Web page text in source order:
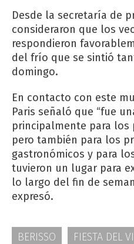
Desde la secretaría de
consideraron que los
respondieron
del frío que se sintió
domingo.
En contacto con este
Paris señaló que “fue
principalmente para los
pero también para los
gastronómicos y para
tuvieron un lugar para
lo largo del fin de
expresó.
BERISSO FIESTA DEL